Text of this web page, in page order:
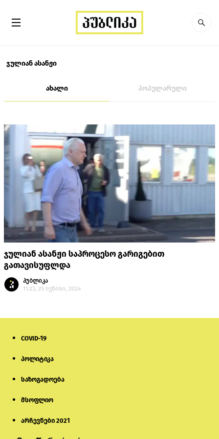
ჯულიან ასანჟი
ახალი პოპულარული
ჯულიან ასანჟი საპროცესო გარიგებით
გათავისუფლდა
პუბლიკა
11:23, 25 ივნისი, 2024
COVID-19
პოლიტიკა
საზოგადოება
მსოფლიო
არჩევნები 2021